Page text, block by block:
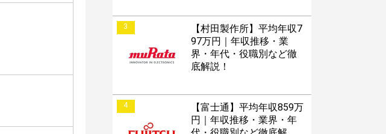
3
【村田製作所】平均年収7
97万円｜年収推移・業
界・年代・役職別など徹
底解説！
4
【富士通】平均年収859万
円｜年収推移・業界・年